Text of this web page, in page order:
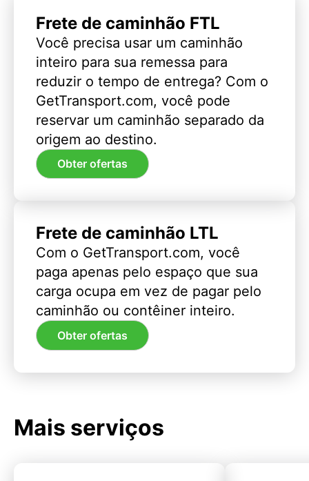
Frete de caminhão FTL
Você precisa usar um caminhão
inteiro para sua remessa para
reduzir o tempo de entrega? Com o
GetTransport.com, você pode
reservar um caminhão separado da
origem ao destino.
Obter ofertas
Frete de caminhão LTL
Com o GetTransport.com, você
paga apenas pelo espaço que sua
carga ocupa em vez de pagar pelo
caminhão ou contêiner inteiro.
Obter ofertas
Mais serviços